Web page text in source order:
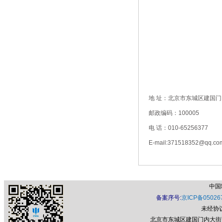
地 址：北京市东城区建国
邮政编码：100005
电 话：010-65256377
E-
中
备案序号:京ICP备
未经协
北京市东城区建国门内大